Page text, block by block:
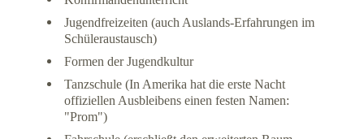
Jugendfreizeiten (auch Auslands-Erfahrungen im
Schüleraustausch)
Formen der Jugendkultur
Tanzschule (In Amerika hat die erste Nacht
offiziellen Ausbleibens einen festen Namen:
"Prom")